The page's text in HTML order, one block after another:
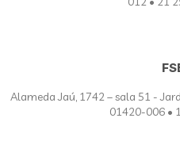
Alameda Jaú, 1742 – sala 51 -
01420-006 •